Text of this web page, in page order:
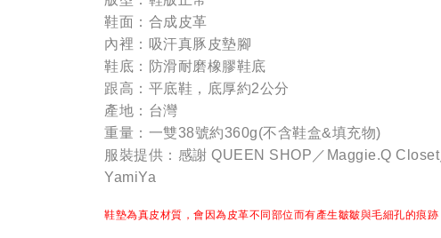
鞋面：合成皮革
內裡：吸汗真豚皮墊腳
鞋底：防滑耐磨橡膠鞋底
跟高：平底鞋，底厚約2公分
產地：台灣
重量：一雙38號約360g(不含鞋盒&填充物)
服裝提供：感謝 QUEEN SHOP／Maggie.Q
YamiYa
鞋墊為真皮材質，會因為皮革不同部位而有產生皺皺與毛細孔的痕